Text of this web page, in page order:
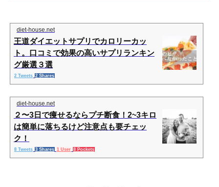
diet-house.net
王道ダイエットサプリでカロリーカッ
ト。口コミで効果の高いサプリランキン
グ厳選３選
2 Tweets 2 Shares
diet-house.net
２〜3日で痩せるならプチ断食！2~3キロ
は簡単に落ちるけど注意点も要チェッ
ク！
8 Tweets 3 Shares 1 User 8 Pockets